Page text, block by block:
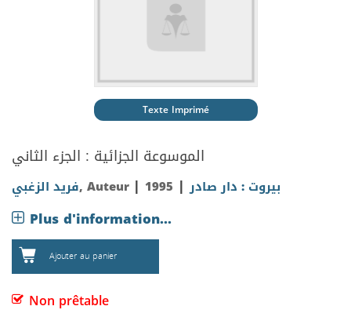
Texte Imprimé
الموسوعة الجزائية : الجزء الثاني
فريد الزغبي, Auteur | بيروت : دار صادر|
1995
Plus d'information...
Ajouter au panier
Non prêtable